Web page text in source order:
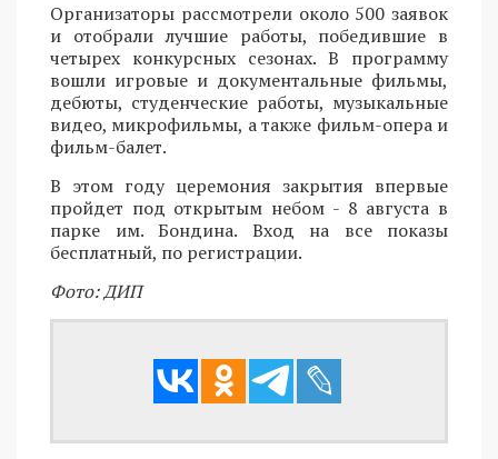
Организаторы рассмотрели около 500 заявок
и отобрали лучшие работы, победившие в
четырех конкурсных сезонах. В программу
вошли игровые и документальные фильмы,
дебюты, студенческие работы, музыкальные
видео, микрофильмы, а также фильм-опера и
фильм-балет.
В этом году церемония закрытия впервые
пройдет под открытым небом - 8 августа в
парке им. Бондина. Вход на все показы
бесплатный, по регистрации.
Фото: ДИП